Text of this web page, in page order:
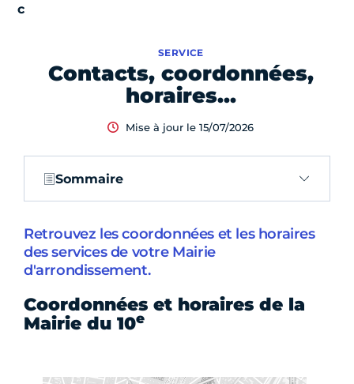
Contacts, coordonnées,
horaires…
SERVICE
Mise à jour le 15/07/2026
Sommaire
Retrouvez les coordonnées et les horaires
des services de votre Mairie
d'arrondissement.
Coordonnées et horaires de la
Mairie du 10e